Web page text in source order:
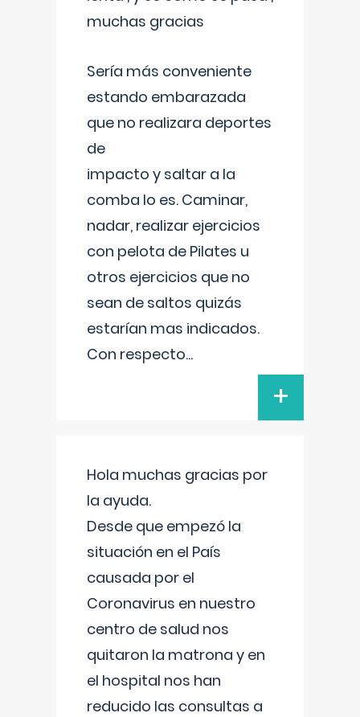
muchas gracias
Sería más conveniente
estando embarazada
que no realizara deportes
de
impacto y saltar a la
comba lo es. Caminar,
nadar, realizar ejercicios
con pelota de Pilates u
otros ejercicios que no
sean de saltos quizás
estarían mas indicados.
Con respecto...
+
Hola muchas gracias por
la ayuda.
Desde que empezó la
situación en el País
causada por el
Coronavirus en nuestro
centro de salud nos
quitaron la matrona y en
el hospital nos han
reducido las consultas a